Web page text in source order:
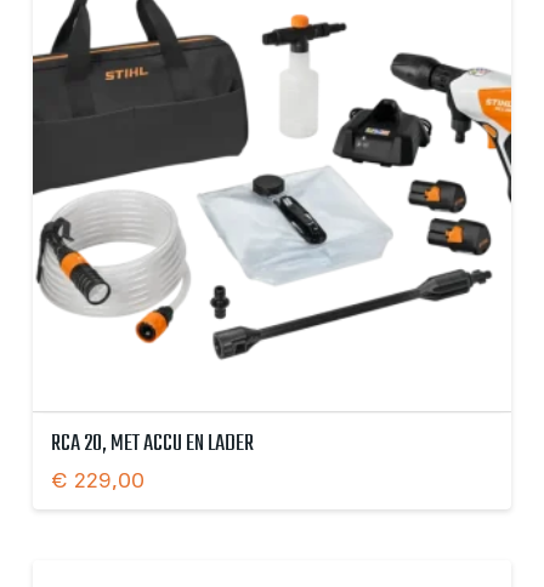
RCA 20, MET ACCU EN LADER
€ 229,00